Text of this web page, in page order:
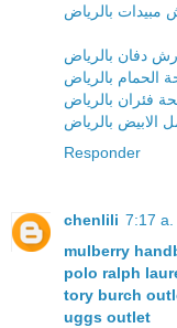
بالرياض
دفان بالرياض
الحمام بالرياض
فئران بالرياض
الابيض بالرياض
Responder
chenlili 7:17 a.
mulberry
polo ralph
tory burch
uggs outlet